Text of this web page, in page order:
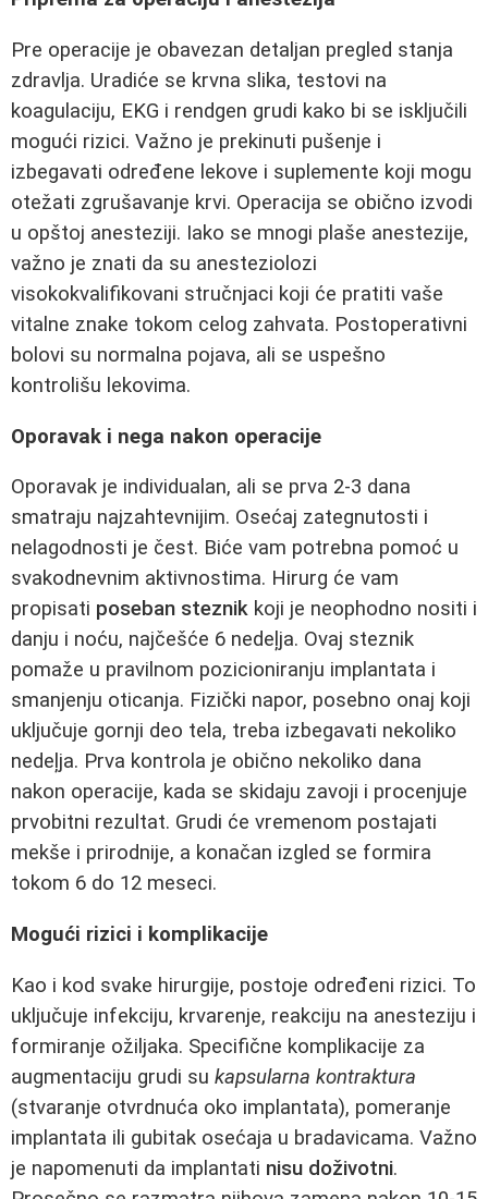
Pre operacije je obavezan detaljan pregled stanja
zdravlja. Uradiće se krvna slika, testovi na
koagulaciju, EKG i rendgen grudi kako bi se isključili
mogući rizici. Važno je prekinuti pušenje i
izbegavati određene lekove i suplemente koji mogu
otežati zgrušavanje krvi. Operacija se obično izvodi
u opštoj anesteziji. Iako se mnogi plaše anestezije,
važno je znati da su anesteziolozi
visokokvalifikovani stručnjaci koji će pratiti vaše
vitalne znake tokom celog zahvata. Postoperativni
bolovi su normalna pojava, ali se uspešno
kontrolišu lekovima.
Oporavak i nega nakon operacije
Oporavak je individualan, ali se prva 2-3 dana
smatraju najzahtevnijim. Osećaj zategnutosti i
nelagodnosti je čest. Biće vam potrebna pomoć u
svakodnevnim aktivnostima. Hirurg će vam
propisati poseban steznik koji je neophodno nositi i
danju i noću, najčešće 6 nedeļja. Ovaj steznik
pomaže u pravilnom pozicioniranju implantata i
smanjenju oticanja. Fizički napor, posebno onaj koji
uključuje gornji deo tela, treba izbegavati nekoliko
nedeļja. Prva kontrola je obično nekoliko dana
nakon operacije, kada se skidaju zavoji i procenjuje
prvobitni rezultat. Grudi će vremenom postajati
mekše i prirodnije, a konačan izgled se formira
tokom 6 do 12 meseci.
Mogući rizici i komplikacije
Kao i kod svake hirurgije, postoje određeni rizici. To
uključuje infekciju, krvarenje, reakciju na anesteziju i
formiranje ožiljaka. Specifične komplikacije za
augmentaciju grudi su kapsularna kontraktura
(stvaranje otvrdnuća oko implantata), pomeranje
implantata ili gubitak osećaja u bradavicama. Važno
je napomenuti da implantati nisu doživotni.